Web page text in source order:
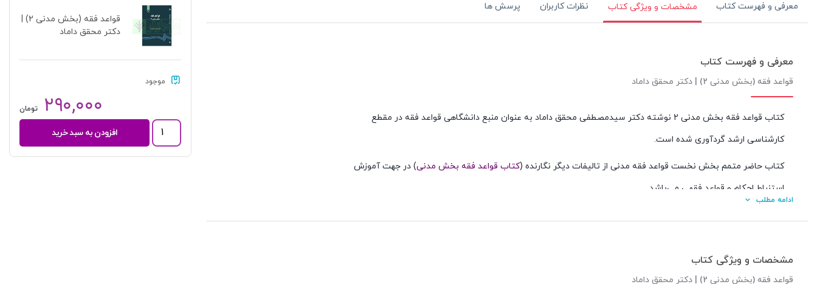
قواعد فقه (بخش مدنی 2) |
دکتر محقق داماد
موجود
۲۹۰,۰۰۰ تومان
قواعد
(بخش
افزودن به سبد خرید
معرفی و فهرست کتاب مشخصات و ویژگی کتاب نظرات کاربران پرسش ها
معرفی و فهرست کتاب
قواعد فقه (بخش مدنی 2) | دکتر محقق داماد
کتاب قواعد فقه بخش مدنی 2 نوشته دکتر سیدمصطفی محقق داماد به عنوان منبع دانشگاهی قواعد فقه در مقطع
کارشناسی ارشد گردآوری شده است.
کتاب حاضر متمم بخش نخست قواعد فقه مدنی از تالیفات دیگر نگارنده (کتاب قواعد فقه بخش مدنی) در جهت آموزش
استنباط احکام و قواعد فقهی می‌باشد.
فصل دوم: کلیات
فصل سوم: قاعده شروط
ادامه مطلب
مشخصات و ویژگی کتاب
قواعد فقه (بخش مدنی 2) | دکتر محقق داماد